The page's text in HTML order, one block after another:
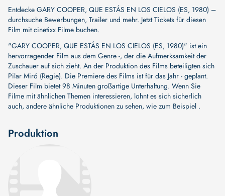
Entdecke GARY COOPER, QUE ESTÁS EN LOS CIELOS (ES, 1980) –
durchsuche Bewerbungen, Trailer und mehr. Jetzt Tickets für diesen
Film mit cinetixx Filme buchen.
"GARY COOPER, QUE ESTÁS EN LOS CIELOS (ES, 1980)" ist ein
hervorragender Film aus dem Genre -, der die Aufmerksamkeit der
Zuschauer auf sich zieht. An der Produktion des Films beteiligten sich
Pilar Miró (Regie). Die Premiere des Films ist für das Jahr - geplant.
Dieser Film bietet 98 Minuten großartige Unterhaltung. Wenn Sie
Filme mit ähnlichen Themen interessieren, lohnt es sich sicherlich
auch, andere ähnliche Produktionen zu sehen, wie zum Beispiel .
Produktion